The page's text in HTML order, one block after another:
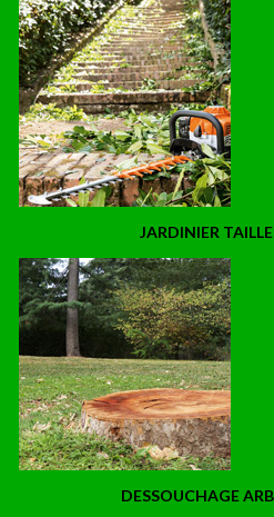
JARDINIER
DESSOUCHAGE